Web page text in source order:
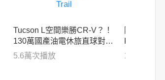
Tucson L空間樂勝CR-V？！
130萬國產油電休旅直球對
決！
5.6萬次播放
除了
Kia小改款
優缺點？
1.7萬